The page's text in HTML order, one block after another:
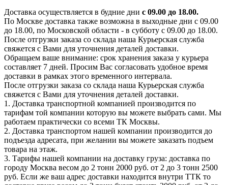
Доставка осуществляется в будние дни с 09.00 до 18.00.
По Москве доставка также возможна в выходные дни с 09.00
до 18.00, по Московской области - в субботу с 09.00 до 18.00.
После отгрузки заказа со склада наша Курьерская служба
свяжется с Вами для уточнения деталей доставки.
Обращаем ваше внимание: срок хранения заказа у курьера
составляет 7 дней. Просим Вас согласовать удобное время
доставки в рамках этого временного интервала.
После отгрузки заказа со склада наша Курьерская служба
свяжется с Вами для уточнения деталей доставки.
1. Доставка транспортной компанией производится по
тарифам той компании которую вы можете выбрать сами. Мы
работаем практически со всеми ТК Москвы.
2. Доставка транспортом нашей компании производится до
подъезда адресата, при желании вы можете заказать подъем
товара на этаж.
3. Тарифы нашей компании на доставку груза: доставка по
городу Москва весом до 2 тонн 2000 руб. от 2 до 3 тонн 2500
руб. Если же ваш адрес доставки находится внутри ТТК то